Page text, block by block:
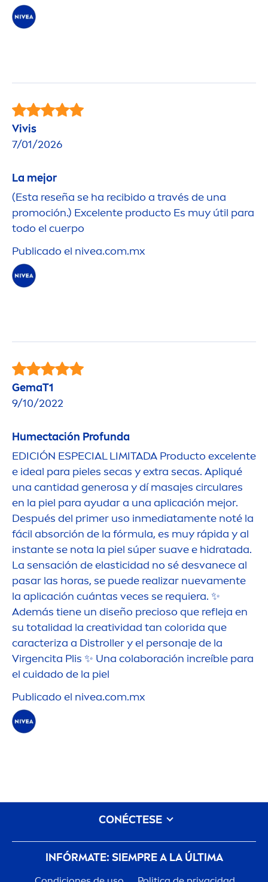
Vivis
7/01/2026
La mejor
(Esta reseña se ha recibido a través de una
promoción.) Excelente producto Es muy útil para
todo el cuerpo
Publicado el nivea.com.mx
GemaT1
9/10/2022
Humectación Profunda
EDICIÓN ESPECIAL LIMITADA Producto excelente
e ideal para pieles secas y extra secas. Apliqué
una cantidad generosa y dí masajes circulares
en la piel para ayudar a una aplicación mejor.
Después del primer uso inmediatamente noté la
fácil absorción de la fórmula, es muy rápida y al
instante se nota la piel súper suave e hidratada.
La sensación de elasticidad no sé desvanece al
pasar las horas, se puede realizar nuevamente
la aplicación cuántas veces se requiera. ✨
Además tiene un diseño precioso que refleja en
su totalidad la creatividad tan colorida que
caracteriza a Distroller y el personaje de la
Virgencita Plis ✨ Una colaboración increíble para
el cuidado de la piel
Publicado el nivea.com.mx
INFÓRMATE: SIEMPRE A LA ÚLTIMA
CONÉCTESE